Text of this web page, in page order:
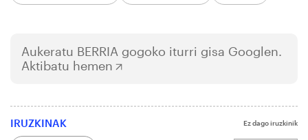
Aukeratu BERRIA gogoko iturri gisa Googlen.
Aktibatu hemen
IRUZKINAK Ez dago iruzkinik